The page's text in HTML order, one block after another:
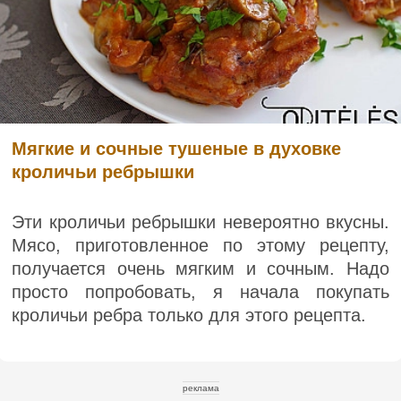
Мягкие и сочные тушеные в духовке
кроличьи ребрышки
Эти кроличьи ребрышки невероятно вкусны.
Мясо, приготовленное по этому рецепту,
получается очень мягким и сочным. Надо
просто попробовать, я начала покупать
кроличьи ребра только для этого рецепта.
реклама